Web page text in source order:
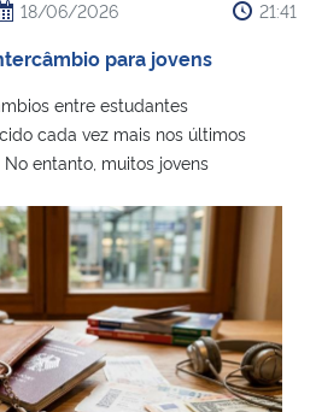
18/06/2026 21:41
para jovens
entre estudantes
cada vez mais nos últimos
entanto, muitos jovens